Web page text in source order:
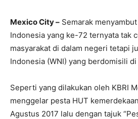
Mexico City – Semarak
Indonesia yang ke-72 ternyata tak
masyarakat di dalam negeri tetapi
Indonesia (WNI) yang berdomisili
Seperti yang dilakukan oleh KBRI
menggelar pesta HUT
Agustus 2017 lalu dengan tajuk